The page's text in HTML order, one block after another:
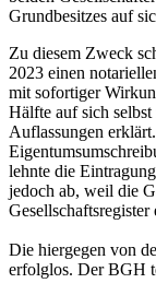
Grundbesitzes auf
Zu diesem Zweck
2023 einen
mit sofortiger
Hälfte auf sich
Auflassungen
lehnte die
jedoch ab, weil die
Gesellschaftsregister
Die hiergegen von
erfolglos. Der BGH